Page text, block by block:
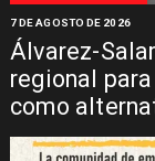
Álvarez-
regional
como
7 DE AGOSTO DE 2026